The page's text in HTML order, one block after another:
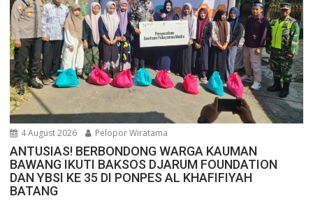
4 August 2026 Pelopor Wiratama
ANTUSIAS! BERBONDONG WARGA KAUMAN
BAWANG IKUTI BAKSOS DJARUM FOUNDATION
DAN YBSI KE 35 DI PONPES AL KHAFIFIYAH
BATANG